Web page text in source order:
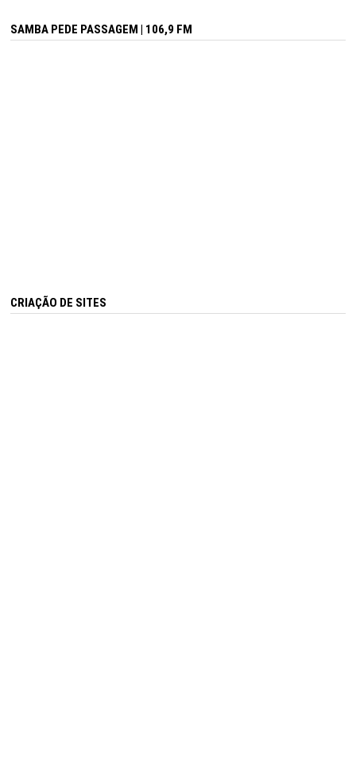
SAMBA PEDE PASSAGEM | 106,9 FM
CRIAÇÃO DE SITES